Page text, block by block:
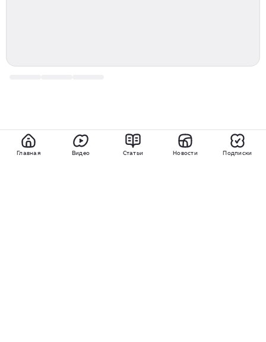
Главная Видео Статьи Новости Подписки